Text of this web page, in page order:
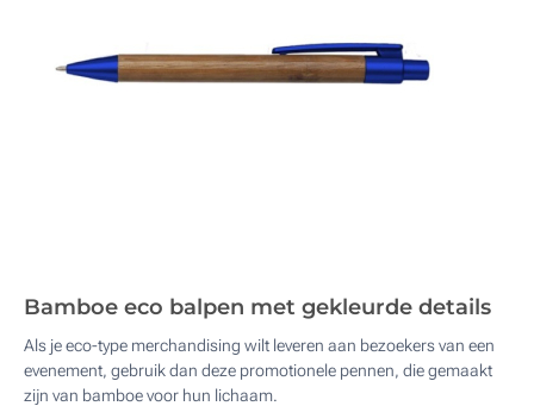
Bamboe eco balpen met gekleurde details
Als je eco-type merchandising wilt leveren aan bezoekers van een
evenement, gebruik dan deze promotionele pennen, die gemaakt
zijn van bamboe voor hun lichaam.